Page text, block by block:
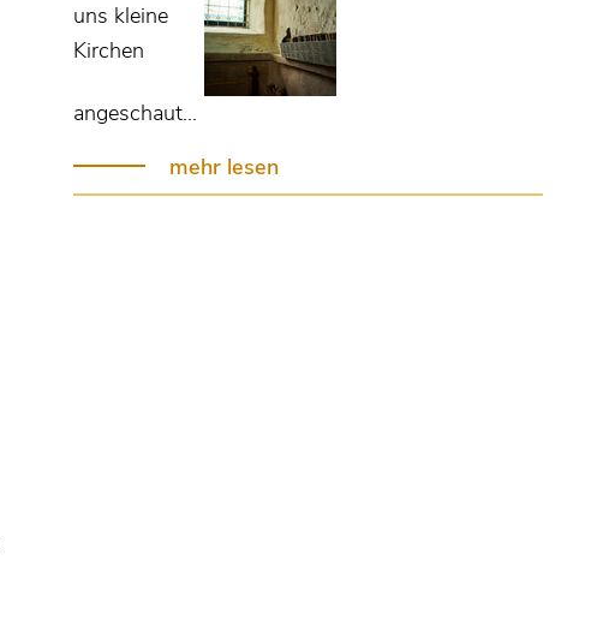
uns kleine
Kirchen
angeschaut...
mehr lesen